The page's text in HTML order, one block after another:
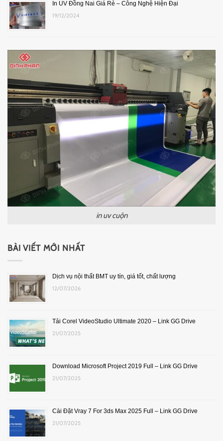
In UV Đồng Nai Giá Rẻ – Công Nghệ Hiện Đại
19/12/2024
in uv cuộn
BÀI VIẾT MỚI NHẤT
Dịch vụ nội thất BMT uy tín, giá tốt, chất lượng
12/07/2026
Tải Corel VideoStudio Ultimate 2020 – Link GG Drive
21/07/2025
Download Microsoft Project 2019 Full – Link GG Drive
21/07/2025
Cài Đặt Vray 7 For 3ds Max 2025 Full – Link GG Drive
21/07/2025